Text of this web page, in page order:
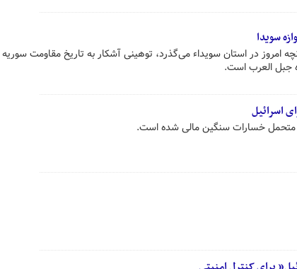
سویدا
امروز در استان سویداء می‌گذرد، توهینی آشکار به تاریخ مقاومت
جبل العرب است.
اسرائیل
متحمل خسارات سنگین مالی شده است.